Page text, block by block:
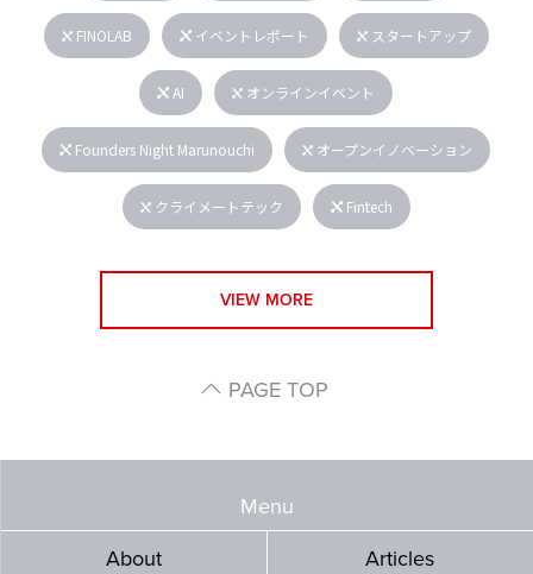
FINOLAB イベントレポート スタートアップ
AI オンラインイベント
Founders Night Marunouchi オープンイノベーション
クライメートテック Fintech
VIEW MORE
PAGE TOP
Menu
About
Articles